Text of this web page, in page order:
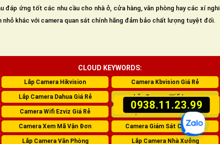
0938.11.23.99
đáp ứng tốt các nhu cầu cho nhà ở, cửa hàng, văn phòng hay các xí
nhỏ khác với camera quan sát chính hãng đảm bảo chất lượng tuyệt đối.
CLOUD KEYWORDS:
Lắp Camera Hikvision Camera Kbvision Giá Rẻ
Lắp Camera Dahua Giá Rẻ Lắp Camera Wifi Imou
Camera Wifi Ezviz Giá Rẻ Lắp Camera Giám Sát 360
Camera Xem Mã Vận Đơn Camera Giám Sát Cửa Hàng
Lắp Camera Văn Phòng Lắp Camera Nhà Xưởng